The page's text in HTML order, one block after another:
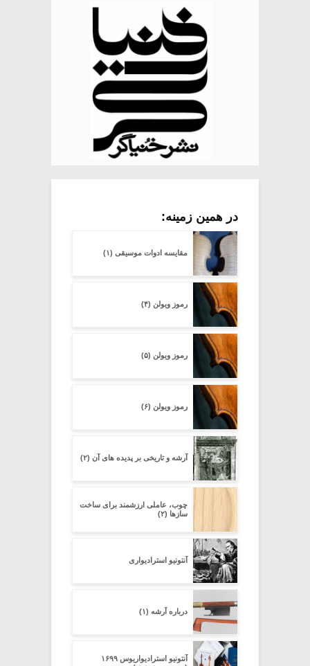
در همین زمینه:
مقایسه ادوات موسیقی (۱)
رموز ویولن (۴)
رموز ویولن (۵)
رموز ویولن (۶)
آرشه و تاریخی بر پدیده های آن (۲)
چوب، عاملی ارزشمند برای ساخت
سازها (۲)
آنتونیو استرادیواری
درباره آرشه (۱)
آنتونیو استرادیواریوس ۱۶۹۹